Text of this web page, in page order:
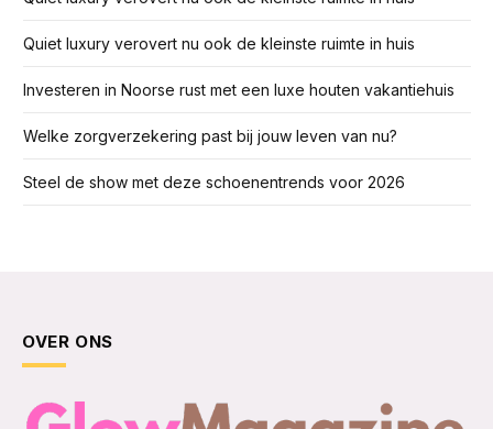
Quiet luxury verovert nu ook de kleinste ruimte in huis
Investeren in Noorse rust met een luxe houten vakantiehuis
Welke zorgverzekering past bij jouw leven van nu?
Steel de show met deze schoenentrends voor 2026
OVER ONS